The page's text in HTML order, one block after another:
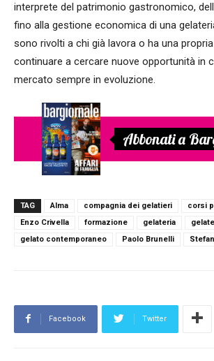
interprete del patrimonio gastronomico,
fino alla gestione economica di una
sono rivolti a chi già lavora o ha una
continuare a cercare nuove opportunità in
mercato sempre in evoluzione.
Abbonati a
TAG Alma compagnia dei gelatieri
corsi
Enzo Crivella
formazione gelateria
gelato contemporaneo
Paolo Brunelli
Facebook Twitter